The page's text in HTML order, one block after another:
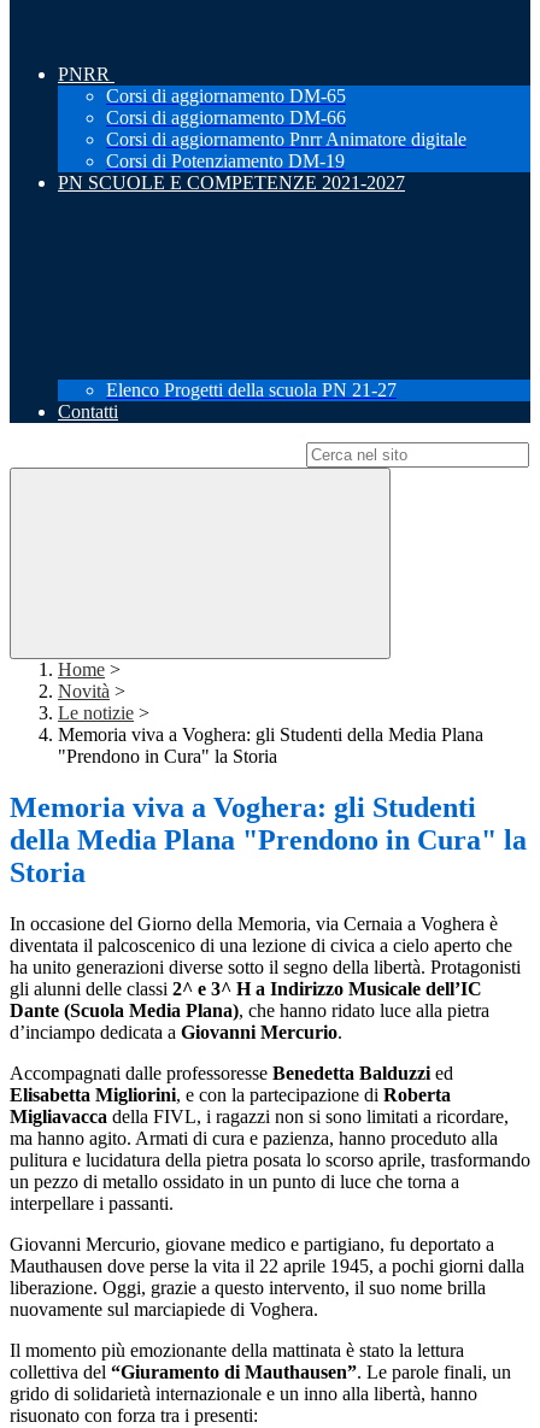
PNRR
Corsi di aggiornamento DM-65
Corsi di aggiornamento DM-66
Corsi di aggiornamento Pnrr Animatore digitale
Corsi di Potenziamento DM-19
PN SCUOLE E COMPETENZE 2021-2027
Elenco Progetti della scuola PN 21-27
Contatti
Home >
Novità >
Le notizie >
Memoria viva a Voghera: gli Studenti della Media Plana
"Prendono in Cura" la Storia
Memoria viva a Voghera: gli Studenti
della Media Plana "Prendono in Cura" la
Storia
In occasione del Giorno della Memoria, via Cernaia a Voghera è
diventata il palcoscenico di una lezione di civica a cielo aperto che
ha unito generazioni diverse sotto il segno della libertà. Protagonisti
gli alunni delle classi 2^ e 3^ H a Indirizzo Musicale dell’IC
Dante (Scuola Media Plana), che hanno ridato luce alla pietra
d’inciampo dedicata a Giovanni Mercurio.
Accompagnati dalle professoresse Benedetta Balduzzi ed
Elisabetta Migliorini, e con la partecipazione di Roberta
Migliavacca della FIVL, i ragazzi non si sono limitati a ricordare,
ma hanno agito. Armati di cura e pazienza, hanno proceduto alla
pulitura e lucidatura della pietra posata lo scorso aprile, trasformando
un pezzo di metallo ossidato in un punto di luce che torna a
interpellare i passanti.
Giovanni Mercurio, giovane medico e partigiano, fu deportato a
Mauthausen dove perse la vita il 22 aprile 1945, a pochi giorni dalla
liberazione. Oggi, grazie a questo intervento, il suo nome brilla
nuovamente sul marciapiede di Voghera.
Il momento più emozionante della mattinata è stato la lettura
collettiva del “Giuramento di Mauthausen”. Le parole finali, un
grido di solidarietà internazionale e un inno alla libertà, hanno
risuonato con forza tra i presenti: